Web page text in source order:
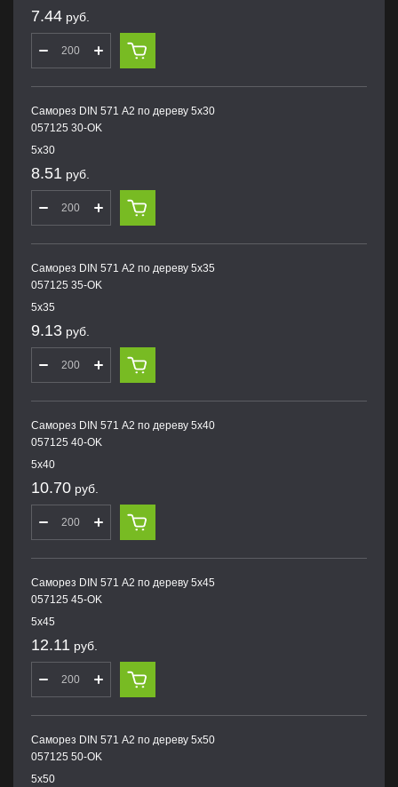
7.44 руб.
Саморез DIN 571 А2 по дереву 5х30
057125 30-OK
5х30
8.51 руб.
Саморез DIN 571 А2 по дереву 5х35
057125 35-OK
5х35
9.13 руб.
Саморез DIN 571 А2 по дереву 5х40
057125 40-OK
5х40
10.70 руб.
Саморез DIN 571 А2 по дереву 5х45
057125 45-OK
5х45
12.11 руб.
Саморез DIN 571 А2 по дереву 5х50
057125 50-OK
5х50